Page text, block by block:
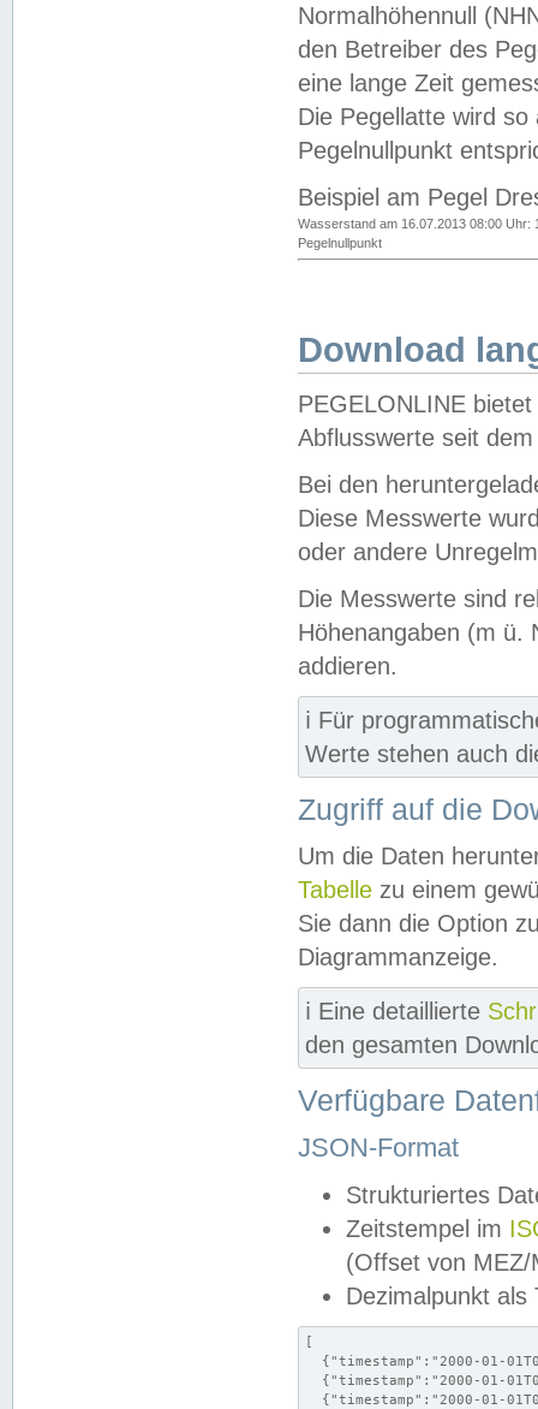
Normalhöhennull
den Betreiber des
eine lange Zeit
Die Pegellatte wird
Pegelnullpunkt
Beispiel am Pegel
Wasserstand am 16.07.2013 08:00 Uhr:
Pegelnullpunkt
Download
PEGELONLINE
Abflusswerte seit
Bei den
Diese Messwerte
oder andere
Die Messwerte sind
Höhenangaben (m ü.
addieren.
ℹ️ Für
Werte stehen auch
Zugriff auf die
Um die Daten
Tabelle zu einem
Sie dann die Option
Diagrammanzeige.
ℹ️ Eine detaillierte
den gesamten
Verfügbare
JSON-Format
Strukturiertes
Zeitstempel im
(Offset von MEZ/
Dezimalpunkt als
[
{"timestamp":"2000-01-
{"timestamp":"2000-01-
{"timestamp":"2000-01-